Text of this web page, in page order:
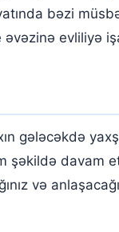
bəzi
evliliyə
gələcəkdə
şəkildə davam
və